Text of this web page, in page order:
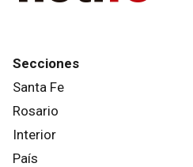
Secciones
Santa Fe
Rosario
Interior
País